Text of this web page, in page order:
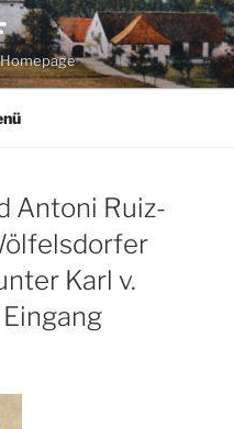
Antoni Ruiz-
Karl v.